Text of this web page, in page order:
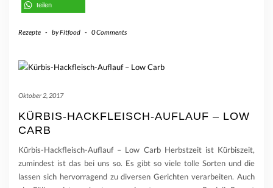
teilen
Rezepte - byFitfood - 0 Comments
Oktober 2, 2017
KÜRBIS-HACKFLEISCH-AUFLAUF – LOW
CARB
Kürbis-Hackfleisch-Auflauf – Low Carb Herbstzeit ist Kürbiszeit,
zumindest ist das bei uns so. Es gibt so viele tolle Sorten und die
lassen sich hervorragend zu diversen Gerichten verarbeiten. Auch